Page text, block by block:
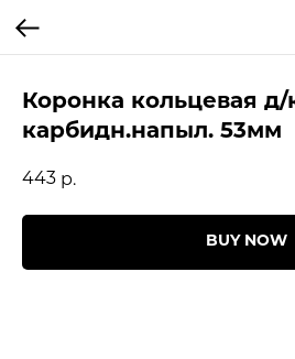
Коронка кольцевая д/
карбидн.напыл. 53мм
443 р.
BUY NOW